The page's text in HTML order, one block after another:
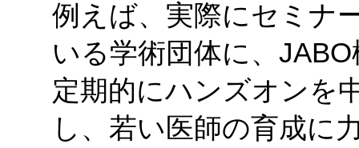
例えば、実際にセミナ
いる学術団体に、
定期的にハンズオンを
し、若い医師の育成に